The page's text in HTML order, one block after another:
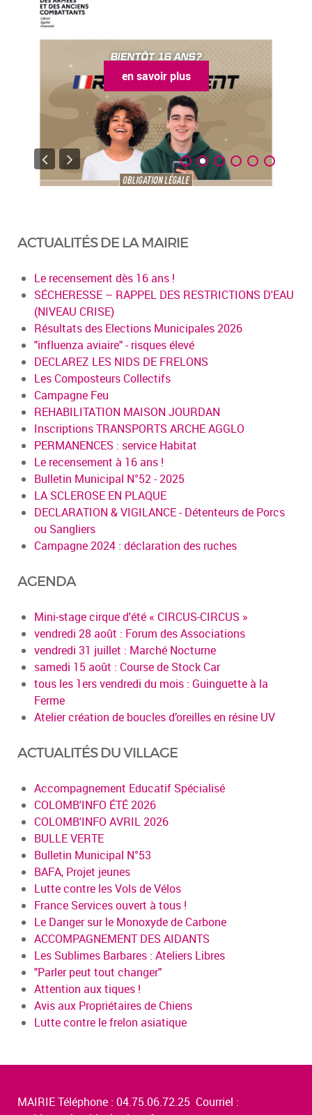
en savoir plus
ACTUALITÉS DE LA MAIRIE
Le recensement dès 16 ans !
SÉCHERESSE – RAPPEL DES RESTRICTIONS D'EAU
(NIVEAU CRISE)
Résultats des Elections Municipales 2026
"influenza aviaire" - risques élevé
DECLAREZ LES NIDS DE FRELONS
Les Composteurs Collectifs
Campagne Feu
REHABILITATION MAISON JOURDAN
Inscriptions TRANSPORTS ARCHE AGGLO
PERMANENCES : service Habitat
Le recensement à 16 ans !
Bulletin Municipal N°52 - 2025
LA SCLEROSE EN PLAQUE
DECLARATION & VIGILANCE - Détenteurs de Porcs
ou Sangliers
Campagne 2024 : déclaration des ruches
AGENDA
Mini-stage cirque d'été « CIRCUS-CIRCUS »
vendredi 28 août : Forum des Associations
vendredi 31 juillet : Marché Nocturne
samedi 15 août : Course de Stock Car
tous les 1ers vendredi du mois : Guinguette à la
Ferme
Atelier création de boucles d’oreilles en résine UV
ACTUALITÉS DU VILLAGE
Accompagnement Educatif Spécialisé
COLOMB'INFO ÉTÉ 2026
COLOMB'INFO AVRIL 2026
BULLE VERTE
Bulletin Municipal N°53
BAFA, Projet jeunes
Lutte contre les Vols de Vélos
France Services ouvert à tous !
Le Danger sur le Monoxyde de Carbone
ACCOMPAGNEMENT DES AIDANTS
Les Sublimes Barbares : Ateliers Libres
"Parler peut tout changer"
Attention aux tiques !
Avis aux Propriétaires de Chiens
Lutte contre le frelon asiatique
MAIRIE Téléphone : 04.75.06.72.25 Courriel :